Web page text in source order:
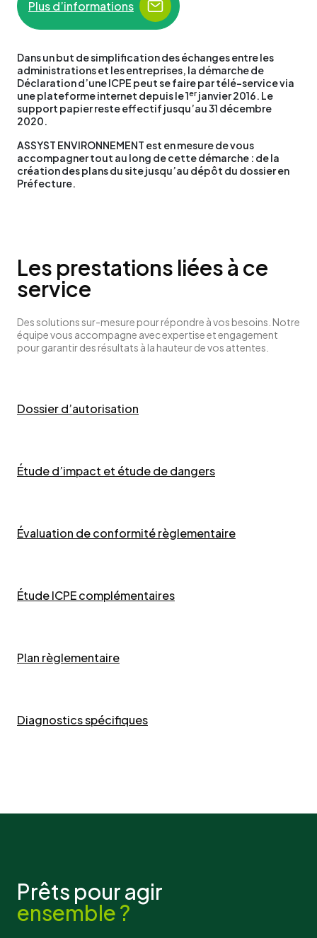
Plus d’informations
Dans un but de simplification des échanges entre les
administrations et les entreprises, la démarche de
Déclaration d’une ICPE peut se faire par télé-service via
une plateforme internet depuis le 1er janvier 2016. Le
support papier reste effectif jusqu’au 31 décembre
2020.
ASSYST ENVIRONNEMENT est en mesure de vous
accompagner tout au long de cette démarche : de la
création des plans du site jusqu’au dépôt du dossier en
Préfecture.
Les prestations liées à ce
service
Des solutions sur-mesure pour répondre à vos besoins. Notre
équipe vous accompagne avec expertise et engagement
pour garantir des résultats à la hauteur de vos attentes.
Dossier d’autorisation
Étude d’impact et étude de dangers
Évaluation de conformité règlementaire
Étude ICPE complémentaires
Plan règlementaire
Diagnostics spécifiques
Prêts pour agir
ensemble ?